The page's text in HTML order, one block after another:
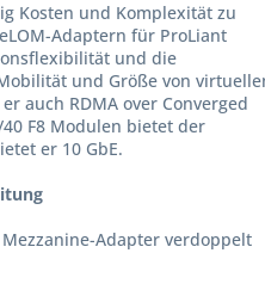
Kosten und Komplexität zu
Adaptern für ProLiant
und die
und Größe von
auch RDMA over Converged
F8 Modulen bietet der
er 10 GbE.
Adapter verdoppelt